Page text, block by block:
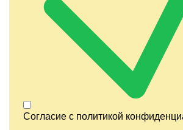
Согласие с политикой